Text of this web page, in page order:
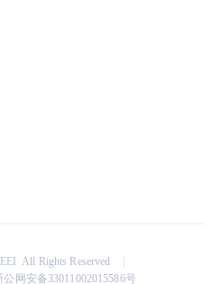
All Rights Reserved
公网安备33011002015586号